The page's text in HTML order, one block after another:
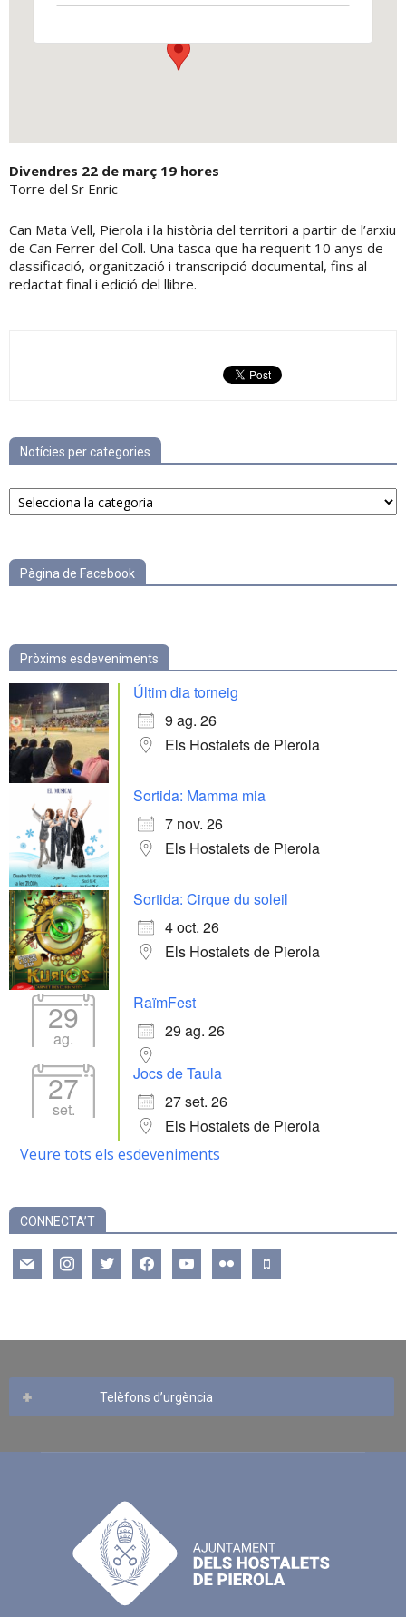
View Events
Divendres 22 de març 19 hores
Torre del Sr Enric
Can Mata Vell, Pierola i la història del territori a partir de l’arxiu
de Can Ferrer del Coll. Una tasca que ha requerit 10 anys de
classificació, organització i transcripció documental, fins al
redactat final i edició del llibre.
Notícies per categories
Notícies
per
Pàgina de Facebook
Pròxims esdeveniments
Últim dia torneig
9 ag. 26
Els Hostalets de Pierola
Sortida: Mamma mia
7 nov. 26
Els Hostalets de Pierola
Sortida: Cirque du soleil
4 oct. 26
Els Hostalets de Pierola
29
ag.
RaïmFest
29 ag. 26
27
set.
Jocs de Taula
27 set. 26
Els Hostalets de Pierola
Veure tots els esdeveniments
CONNECTA’T
mail instagramtwitter facebookyoutube flickr mobile
Telèfons d’urgència